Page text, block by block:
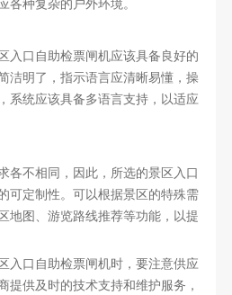
入口自助检票闸机应该具备良好的
洁明了，指示语言应清晰易懂，操
系统应该具备多语言支持，以适应
各不相同，因此，所选的景区入口
可定制性。可以根据景区的特殊需
地图、游览路线推荐等功能，以提
入口自助检票闸机时，要注意供应
提供及时的技术支持和维护服务，